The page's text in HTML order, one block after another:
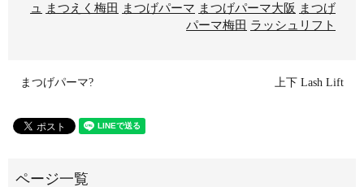
ュ
まつえく梅田 まつげパーマ まつげパーマ大阪 まつげ
パーマ梅田 ラッシュリフト
まつげパーマ? 上下 Lash Lift